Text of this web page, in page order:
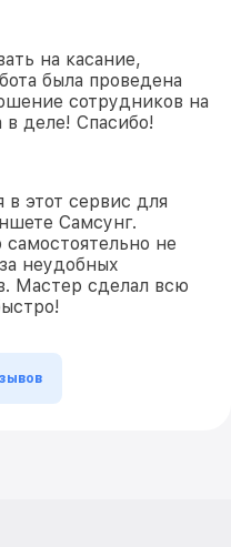
на касание,
была проведена
сотрудников на
в деле! Спасибо!
в этот сервис для
Самсунг.
самостоятельно не
неудобных
Мастер сделал всю